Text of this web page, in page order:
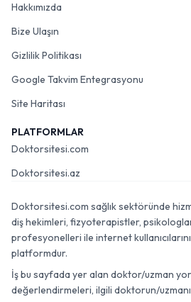
Hakkımızda
Bize Ulaşın
Gizlilik Politikası
Google Takvim Entegrasyonu
Site Haritası
PLATFORMLAR
Doktorsitesi.com
Doktorsitesi.az
Doktorsitesi.com sağlık sektöründe
diş hekimleri, fizyoterapistler,
profesyonelleri ile internet
platformdur.
İş bu sayfada yer alan doktor/uzman
değerlendirmeleri, ilgili doktorun/